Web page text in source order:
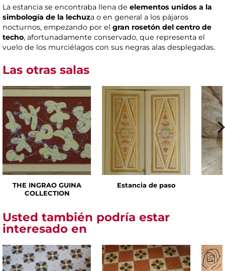
La estancia se encontraba llena de elementos unidos a la
simbología de la lechuza o en general a los pájaros
nocturnos, empezando por el gran rosetón del centro de
techo, afortunadamente conservado, que representa el
vuelo de los murciélagos con sus negras alas desplegadas.
Las otras salas
THE INGRAO GUINA
COLLECTION
Estancia de paso
Usted también podría estar
interesado en